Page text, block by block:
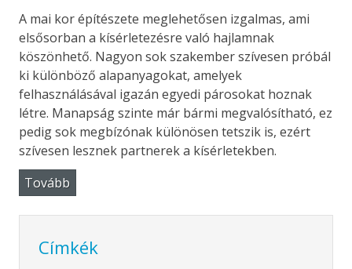
A mai kor építészete meglehetősen izgalmas, ami
elsősorban a kísérletezésre való hajlamnak
köszönhető. Nagyon sok szakember szívesen próbál
ki különböző alapanyagokat, amelyek
felhasználásával igazán egyedi párosokat hoznak
létre. Manapság szinte már bármi megvalósítható, ez
pedig sok megbízónak különösen tetszik is, ezért
szívesen lesznek partnerek a kísérletekben.
Tovább
Címkék